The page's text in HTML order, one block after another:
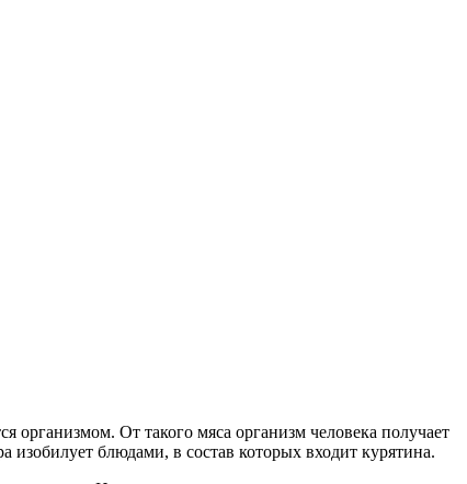
организмом. От такого мяса организм человека получает
блюдами, в состав которых входит курятина.